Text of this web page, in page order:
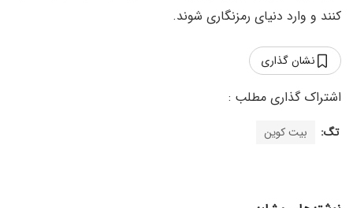
کنند و وارد دنیای رمزنگاری شوند.
نشان گذاری
تگ: بیت کوین